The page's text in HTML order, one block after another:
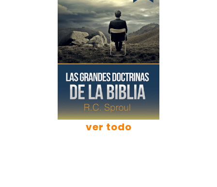
ver todo